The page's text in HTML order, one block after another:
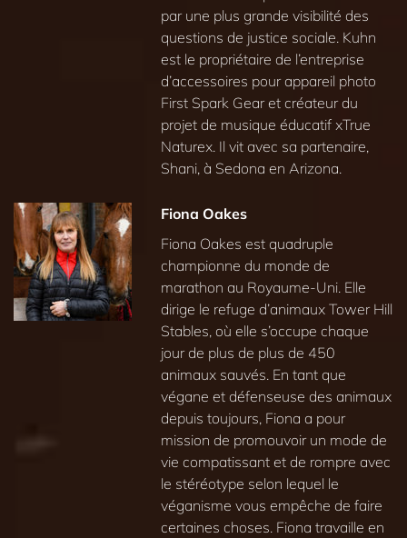
par une plus grande visibilité des
questions de justice sociale. Kuhn
est le propriétaire de l’entreprise
d’accessoires pour appareil photo
First Spark Gear et créateur du
projet de musique éducatif xTrue
Naturex. Il vit avec sa partenaire,
Shani, à Sedona en Arizona.
Fiona Oakes
Fiona Oakes est quadruple
championne du monde de
marathon au Royaume-Uni. Elle
dirige le refuge d’animaux Tower Hill
Stables, où elle s’occupe chaque
jour de plus de plus de 450
animaux sauvés. En tant que
végane et défenseuse des animaux
depuis toujours, Fiona a pour
mission de promouvoir un mode de
vie compatissant et de rompre avec
le stéréotype selon lequel le
véganisme vous empêche de faire
certaines choses. Fiona travaille en